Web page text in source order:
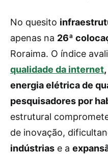
No quesito
apenas na 26ª
Roraima. O índice
qualidade da internet
energia elétrica de
pesquisadores por
estrutural
de inovação,
indústrias e a